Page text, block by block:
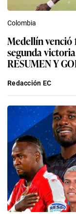
Colombia
Medellín venció
segunda
RESUMEN Y
Redacción EC